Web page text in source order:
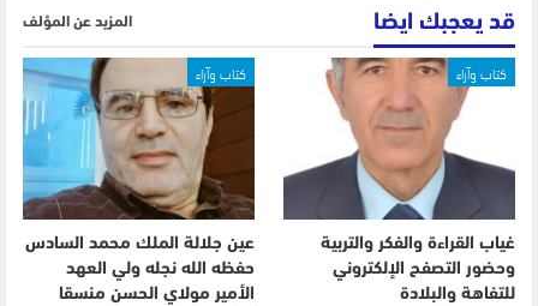
قد يعجبك ايضا المزيد عن المؤلف
كتاب وآراء
غياب القراءة والفكر والتربية
وحضور التصفح الإلكتروني
للتفاهة والبلادة
كتاب وآراء
عين جلالة الملك محمد السادس
حفظه الله نجله ولي العهد
الأمير مولاي الحسن منسقا